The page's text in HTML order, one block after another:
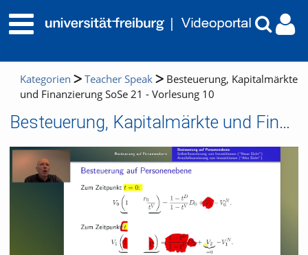
Kategorien Teacher Speak
Besteuerung, Kapitalmärkte
und Finanzierung SoSe 21 - Vorlesung 10
Besteuerung, Kapitalmärkte und Finanzierung SoSe 21 - Vorlesung 10